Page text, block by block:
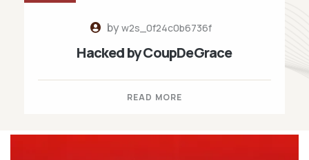
byw2s_0f24c0b6736f
Hacked by CoupDeGrace
READ MORE